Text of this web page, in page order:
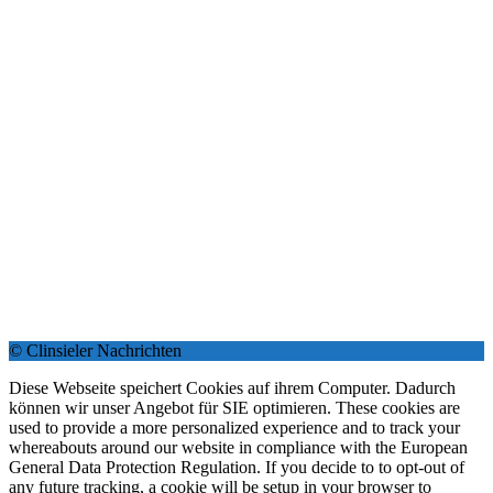
© Clinsieler Nachrichten
Diese Webseite speichert Cookies auf ihrem Computer. Dadurch
können wir unser Angebot für SIE optimieren. These cookies are
used to provide a more personalized experience and to track your
whereabouts around our website in compliance with the European
General Data Protection Regulation. If you decide to to opt-out of
any future tracking, a cookie will be setup in your browser to